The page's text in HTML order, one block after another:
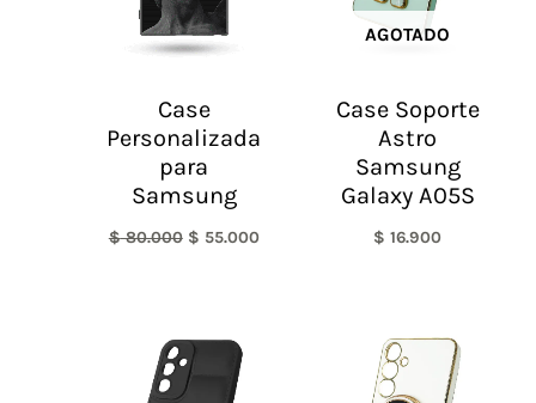
Case
Personalizada
para
Samsung
$80.000 $ 55.000
AGOTADO
Case Soporte
Astro
Samsung
Galaxy A05S
$ 16.900